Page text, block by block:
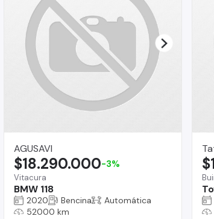
AGUSAVI
Vitacura
BMW 118
$18.290.000-3%
2020 Bencina
Automática
52000 km